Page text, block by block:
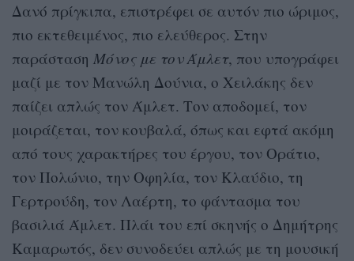
Δανό πρίγκιπα, επιστρέφει σε αυτόν πιο ώριμος,
πιο εκτεθειμένος, πιο ελεύθερος. Στην
παράσταση Μόνος με τον Άμλετ, που υπογράφει
μαζί με τον Μανώλη Δούνια, ο Χειλάκης δεν
παίζει απλώς τον Άμλετ. Τον αποδομεί, τον
μοιράζεται, τον κουβαλά, όπως και εφτά ακόμη
από τους χαρακτήρες του έργου, τον Οράτιο,
τον Πολώνιο, την Οφηλία, τον Κλαύδιο, τη
Γερτρούδη, τον Λαέρτη, το φάντασμα του
βασιλιά Άμλετ. Πλάι του επί σκηνής ο Δημήτρης
Καμαρωτός, δεν συνοδεύει απλώς με τη μουσική